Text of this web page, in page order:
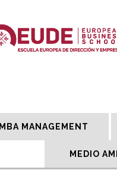
MBA MANAGEMENT
MEDIO